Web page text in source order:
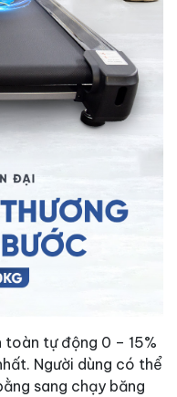
tự động 0 – 15%
Người dùng có thể
sang chạy băng